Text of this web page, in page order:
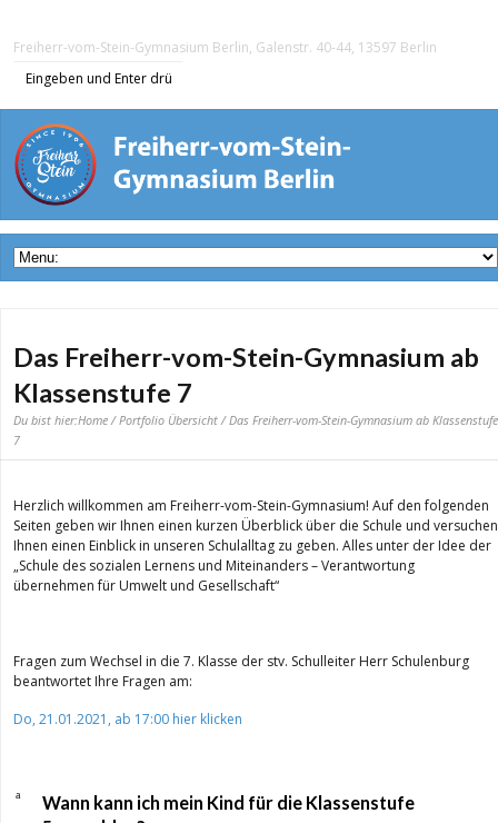
Freiherr-vom-Stein-Gymnasium Berlin, Galenstr. 40-44, 13597 Berlin
Das Freiherr-vom-Stein-Gymnasium ab
Klassenstufe 7
Du bist hier:Home/Portfolio Übersicht/ Das Freiherr-vom-Stein-Gymnasium ab Klassenstufe
7
Herzlich willkommen am Freiherr-vom-Stein-Gymnasium! Auf den folgenden
Seiten geben wir Ihnen einen kurzen Überblick über die Schule und versuchen
Ihnen einen Einblick in unseren Schulalltag zu geben. Alles unter der Idee der
„Schule des sozialen Lernens und Miteinanders – Verantwortung
übernehmen für Umwelt und Gesellschaft“
Fragen zum Wechsel in die 7. Klasse der stv. Schulleiter Herr Schulenburg
beantwortet Ihre Fragen am:
Do, 21.01.2021, ab 17:00 hier klicken
a
Wann kann ich mein Kind für die Klassenstufe